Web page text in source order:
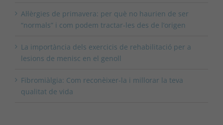
Al·lèrgies de primavera: per què no haurien de ser
“normals” i com podem tractar-les des de l’origen
La importància dels exercicis de rehabilitació per a
lesions de menisc en el genoll
Fibromiàlgia: Com reconèixer-la i millorar la teva
qualitat de vida